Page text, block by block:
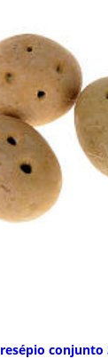
conjunto